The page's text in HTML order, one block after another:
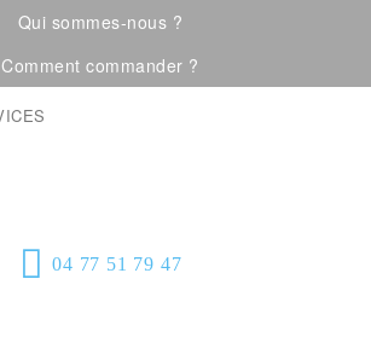
Qui sommes-nous ?
Comment commander ?
04 77 51 79 47